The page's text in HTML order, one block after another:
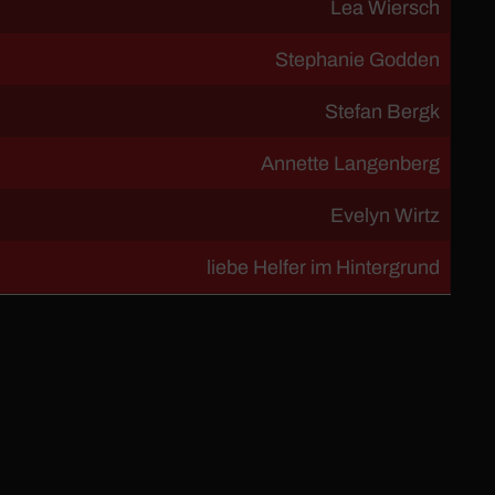
Lea Wiersch
Stephanie Godden
Stefan Bergk
Annette Langenberg
Evelyn Wirtz
liebe Helfer im Hintergrund